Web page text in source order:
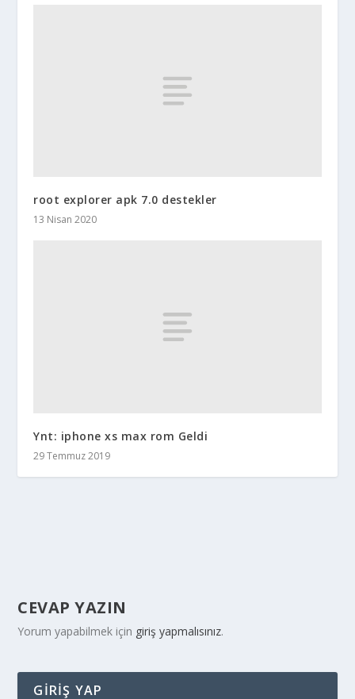
root explorer apk 7.0 destekler
13 Nisan 2020
Ynt: iphone xs max rom Geldi
29 Temmuz 2019
CEVAP YAZIN
Yorum yapabilmek için giriş yapmalısınız.
GIRIŞ YAP